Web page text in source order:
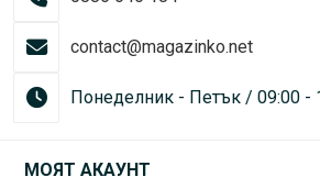
contact@magazinko.net
Понеделник - Петък / 09:00 -
МОЯТ АКАУНТ